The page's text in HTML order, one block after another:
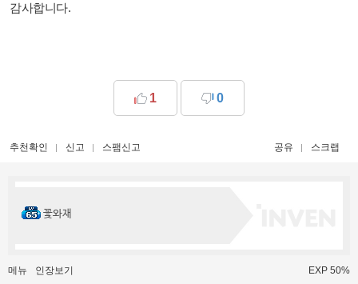
감사합니다.
1 0
추천확인 신고 스팸신고 공유 스크랩
꽃와재
메뉴 인장보기 EXP 50%